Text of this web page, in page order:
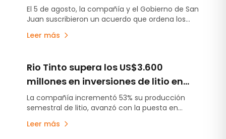
del proyecto en San Juan
El 5 de agosto, la compañía y el Gobierno de San
Juan suscribieron un acuerdo que ordena los
compromisos establecidos en la Declaración de
Impacto Ambiental, estabiliza el esquema de
infraestructura.
Leer más
Rio Tinto supera los US$3.600
millones en inversiones de litio en
Argentina y acelera la puesta en
marcha de sus proyectos
La compañía incrementó 53% su producción
semestral de litio, avanzó con la puesta en
marcha de Fénix 1B y Sal de Vida antes de lo
previsto y continúa escalando Rincón, el primer
Leer más